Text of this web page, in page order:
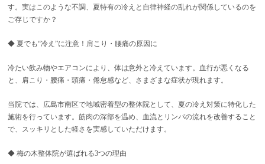
す。実はこのような不調、夏特有の冷えと自律神経の乱れが関係しているのを
ご存じですか？
◆ 夏でも“冷え”に注意！肩こり・腰痛の原因に
冷たい飲み物やエアコンにより、体は意外と冷えています。血行が悪くなる
と、肩こり・腰痛・頭痛・倦怠感など、さまざまな症状が現れます。
当院では、広島市南区で地域密着型の整体院として、夏の冷え対策に特化した
施術を行っています。筋肉の深部を温め、血流とリンパの流れを改善すること
で、スッキリとした軽さを実感していただけます。
◆ 梅の木整体院が選ばれる3つの理由